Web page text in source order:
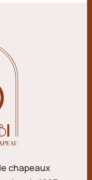
chapeaux